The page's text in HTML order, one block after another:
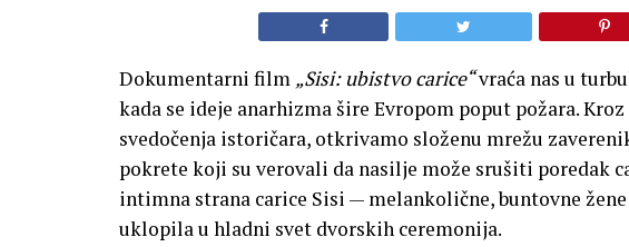
Dokumentarni film „Sisi: ubistvo carice“vraća nas u
kada se ideje anarhizma šire Evropom poput požara.
svedočenja istoričara, otkrivamo složenu mrežu
pokrete koji su verovali da nasilje može srušiti poredak
intimna strana carice Sisi — melankolične, buntovne
uklopila u hladni svet dvorskih ceremonija.